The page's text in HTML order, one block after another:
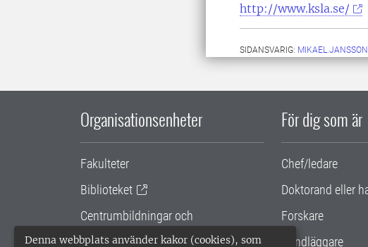
Denna webbplats använder kakor (cookies), som
http://www.ksla.se/
SIDANSVARIG:
Organisationsenheter
Fakulteter
Biblioteket
Centrumbildningar och
samarbetsprojekt
För dig som är
Chef/ledare
Doktorand eller
Forskare
Handläggare